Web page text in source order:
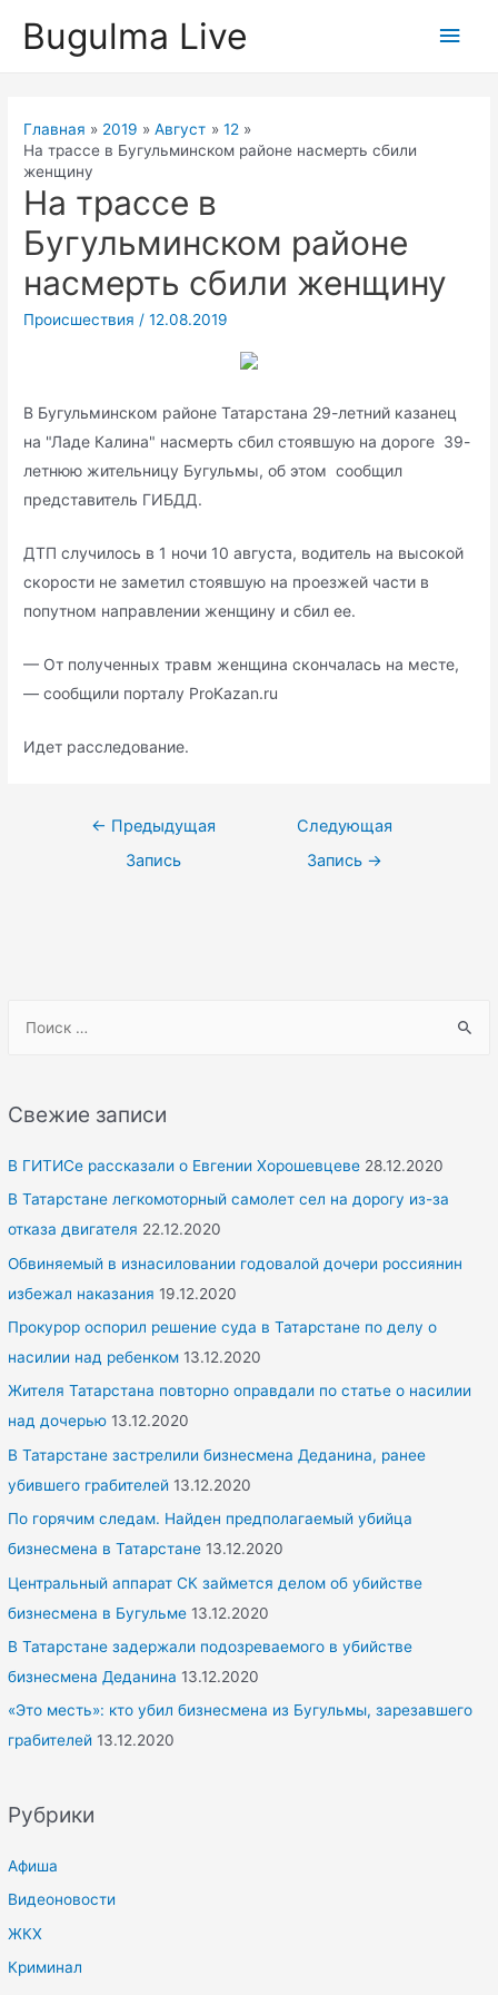
Bugulma Live
r
h
f
o
r
Свежие записи
В ГИТИСе рассказали о Евгении Хорошевцеве 28.12.2020
В Татарстане легкомоторный самолет сел на дорогу из-за
отказа двигателя 22.12.2020
Обвиняемый в изнасиловании годовалой дочери россиянин
избежал наказания 19.12.2020
Прокурор оспорил решение суда в Татарстане по делу о
насилии над ребенком 13.12.2020
Жителя Татарстана повторно оправдали по статье о насилии
над дочерью 13.12.2020
В Татарстане застрелили бизнесмена Деданина, ранее
убившего грабителей 13.12.2020
По горячим следам. Найден предполагаемый убийца
бизнесмена в Татарстане 13.12.2020
Центральный аппарат СК займется делом об убийстве
бизнесмена в Бугульме 13.12.2020
В Татарстане задержали подозреваемого в убийстве
бизнесмена Деданина 13.12.2020
«Это месть»: кто убил бизнесмена из Бугульмы, зарезавшего
грабителей 13.12.2020
Рубрики
Афиша
Видеоновости
ЖКХ
Криминал
Главная 2019 Август
12
На трассе в Бугульминском районе насмерть сбили
женщину
На трассе в
Бугульминском районе
насмерть сбили женщину
Происшествия /12.08.2019
В Бугульминском районе Татарстана 29-летний казанец
на "Ладе Калина" насмерть сбил стоявшую на дороге 39-
летнюю жительницу Бугульмы, об этом сообщил
представитель ГИБДД.
ДТП случилось в 1 ночи 10 августа, водитель на высокой
скорости не заметил стоявшую на проезжей части в
попутном направлении женщину и сбил ее.
— От полученных травм женщина скончалась на месте,
— сообщили порталу ProKazan.ru
Идет расследование.
Навигация
← Предыдущая
Запись
Следующая
Запись →